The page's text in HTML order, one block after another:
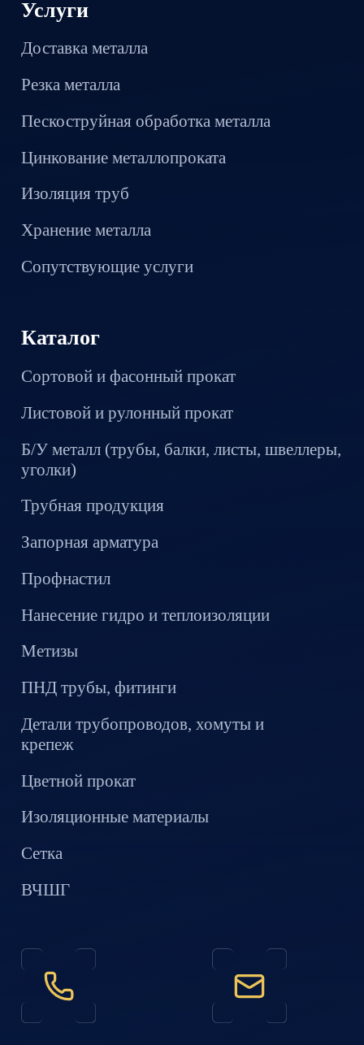
Услуги
Доставка металла
Резка металла
Пескоструйная обработка металла
Цинкование металлопроката
Изоляция труб
Хранение металла
Сопутствующие услуги
Каталог
Сортовой и фасонный прокат
Листовой и рулонный прокат
Б/У металл (трубы, балки, листы, швеллеры,
уголки)
Трубная продукция
Запорная арматура
Профнастил
Нанесение гидро и теплоизоляции
Метизы
ПНД трубы, фитинги
Детали трубопроводов, хомуты и
крепеж
Цветной прокат
Изоляционные материалы
Сетка
ВЧШГ